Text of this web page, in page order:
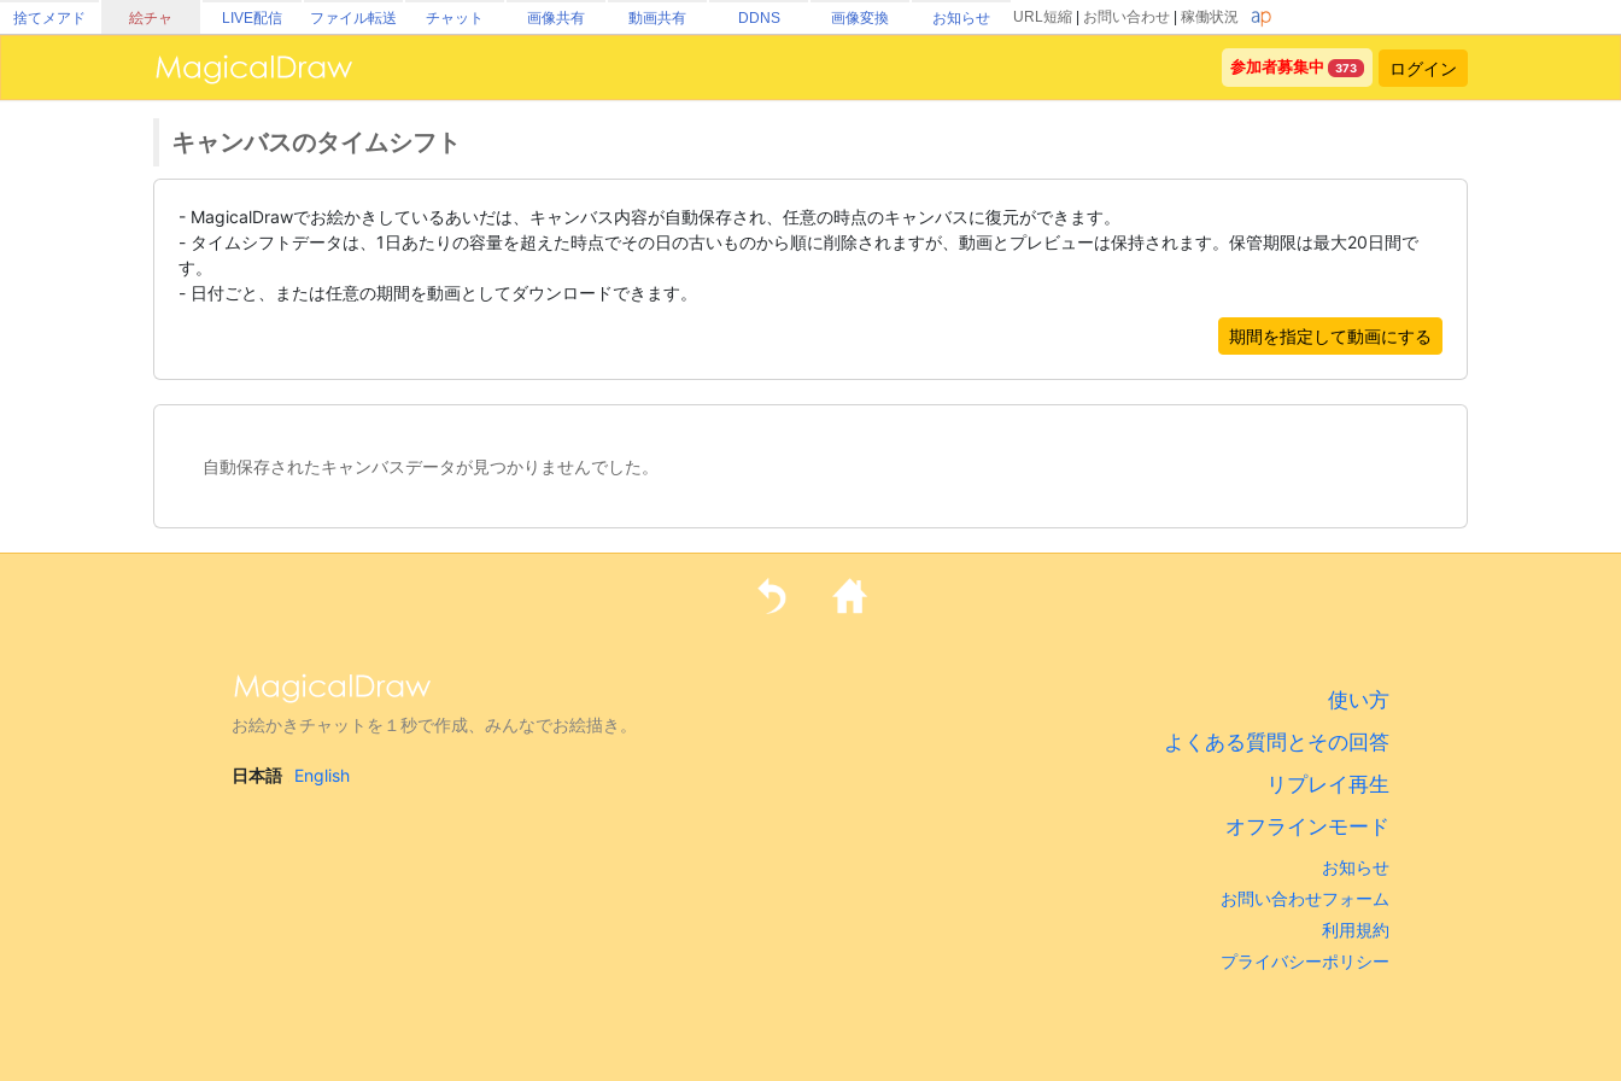
捨てメアド 絵チャ LIVE配信 ファイル転送 チャット 画像共有 動画共有 DDNS 画像変換 お知らせ URL短縮 お問い合わせ 稼働状況
参加者募集中 373 ログイン
キャンバスのタイムシフト
- MagicalDrawでお絵かきしているあいだは、キャンバス内容が自動保存され、任意の時点のキャンバスに復元ができます。
- タイムシフトデータは、1日あたりの容量を超えた時点でその日の古いものから順に削除されますが、動画とプレビューは保持されます。保管期限は最大20日間で
す。
- 日付ごと、または任意の期間を動画としてダウンロードできます。
期間を指定して動画にする
自動保存されたキャンバスデータが見つかりませんでした。
お絵かきチャットを１秒で作成、みんなでお絵描き。
日本語 English
使い方
よくある質問とその回答
リプレイ再生
オフラインモード
お知らせ
お問い合わせフォーム
利用規約
プライバシーポリシー